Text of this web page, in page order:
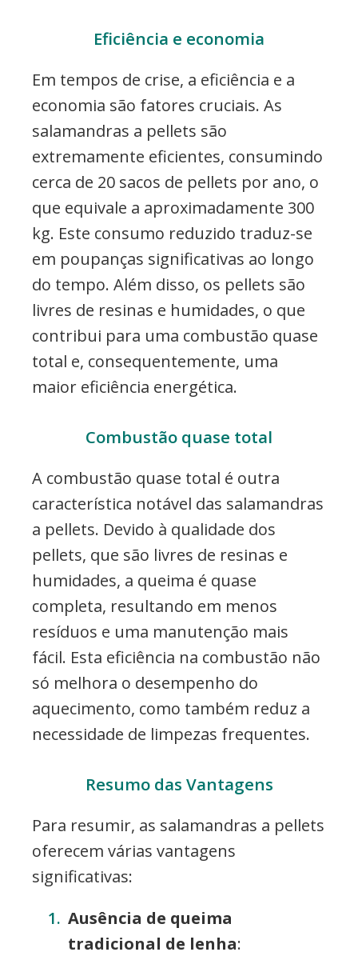
Eficiência e economia
Em tempos de crise, a eficiência e a
economia são fatores cruciais. As
salamandras a pellets são
extremamente eficientes, consumindo
cerca de 20 sacos de pellets por ano, o
que equivale a aproximadamente 300
kg. Este consumo reduzido traduz-se
em poupanças significativas ao longo
do tempo. Além disso, os pellets são
livres de resinas e humidades, o que
contribui para uma combustão quase
total e, consequentemente, uma
maior eficiência energética.
Combustão quase total
A combustão quase total é outra
característica notável das salamandras
a pellets. Devido à qualidade dos
pellets, que são livres de resinas e
humidades, a queima é quase
completa, resultando em menos
resíduos e uma manutenção mais
fácil. Esta eficiência na combustão não
só melhora o desempenho do
aquecimento, como também reduz a
necessidade de limpezas frequentes.
Resumo das Vantagens
Para resumir, as salamandras a pellets
oferecem várias vantagens
significativas:
Ausência de queima
tradicional de lenha: